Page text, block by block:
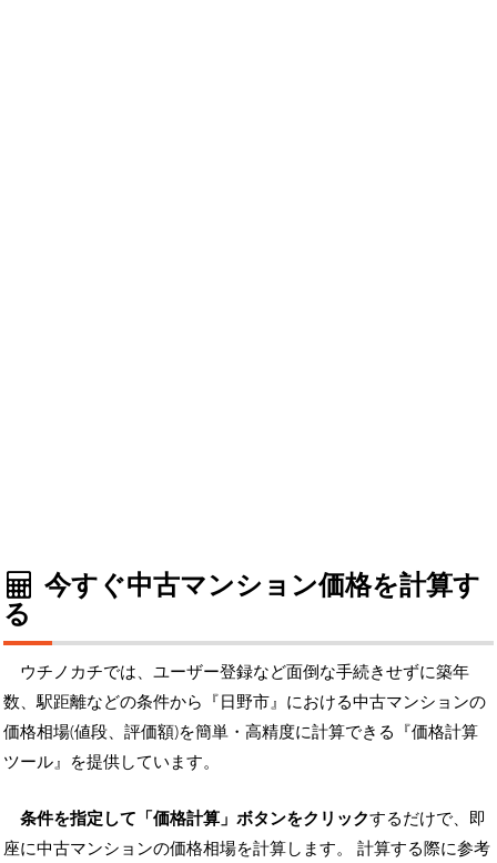
今すぐ中古マンション価格を計算す
る
ウチノカチでは、ユーザー登録など面倒な手続きせずに築年
数、駅距離などの条件から『日野市』における中古マンションの
価格相場(値段、評価額)を簡単・高精度に計算できる『価格計算
ツール』を提供しています。
条件を指定して「価格計算」ボタンをクリックするだけで、即
座に中古マンションの価格相場を計算します。 計算する際に参考